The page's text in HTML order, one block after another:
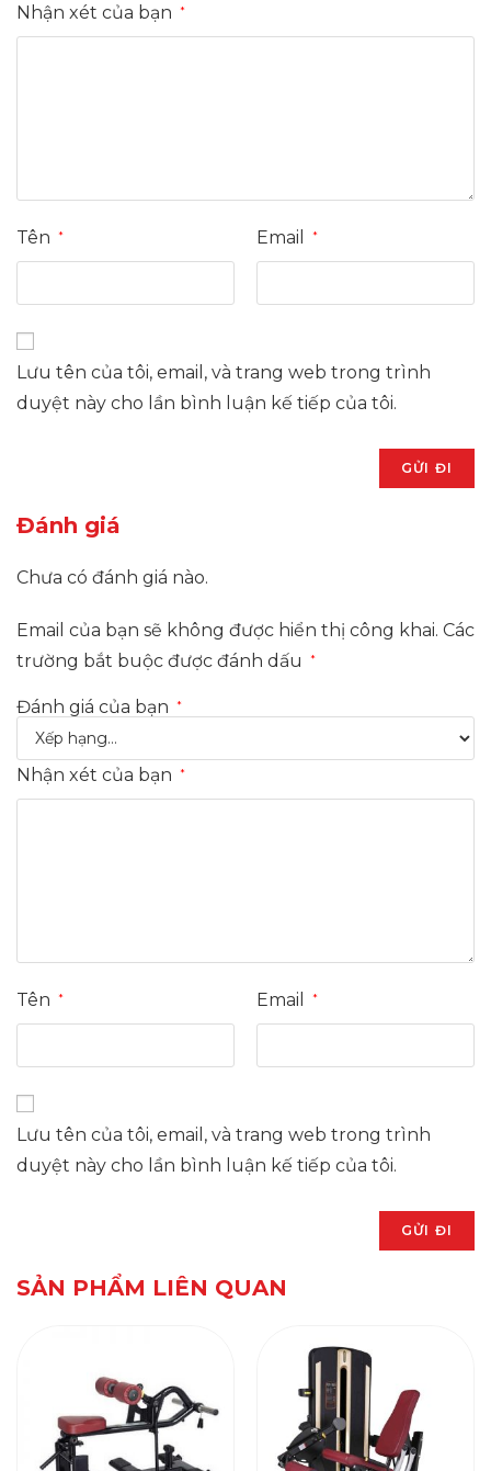
Nhận xét của bạn *
Tên * Email *
Lưu tên của tôi, email, và trang web trong trình
duyệt này cho lần bình luận kế tiếp của tôi.
Đánh giá
Chưa có đánh giá nào.
Email của bạn sẽ không được hiển thị công khai. Các
trường bắt buộc được đánh dấu
*
Đánh giá của bạn *
Nhận xét của bạn *
Tên * Email *
Lưu tên của tôi, email, và trang web trong trình
duyệt này cho lần bình luận kế tiếp của tôi.
SẢN PHẨM LIÊN QUAN